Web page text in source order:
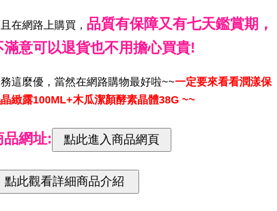
在網路上購買， 品質有保障又有七天鑑賞期，
滿意可以退貨也不用擔心買貴!
這麼優，當然在網路購物最好啦~~一定要來看看潤漾保
緻露100ML+木瓜潔顏酵素晶體38G ~~
品網址: